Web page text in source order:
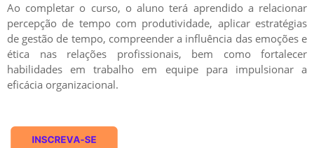
Ao completar o curso, o aluno terá aprendido a relacionar
percepção de tempo com produtividade, aplicar estratégias
de gestão de tempo, compreender a influência das emoções e
ética nas relações profissionais, bem como fortalecer
habilidades em trabalho em equipe para impulsionar a
eficácia organizacional.